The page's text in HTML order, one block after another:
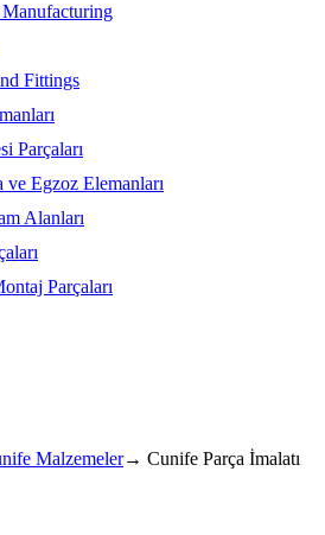
Fittings
Parçaları
ve Egzoz Elemanları
Alanları
Parçaları
Malzemeler→ Cunife Parça İmalatı